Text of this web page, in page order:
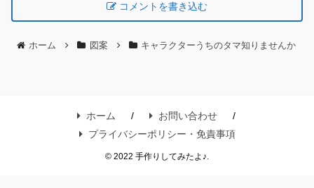
コメントを書き込む
ホーム 図案 キャラクターうちのタマ知りませんか
ホーム
お問い合わせ
プライバシーポリシー・免責事項
© 2022 手作りしてみたよ♪.